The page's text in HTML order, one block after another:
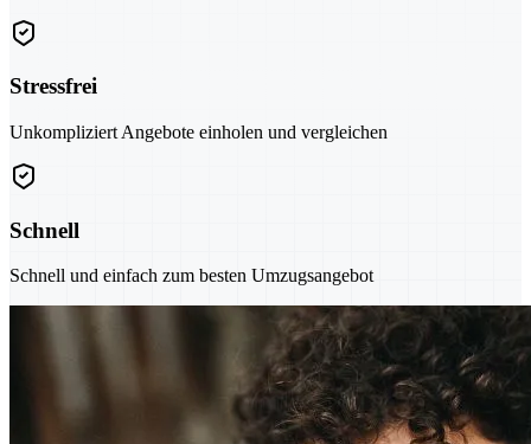
Stressfrei
Unkompliziert Angebote einholen und vergleichen
Schnell
Schnell und einfach zum besten Umzugsangebot